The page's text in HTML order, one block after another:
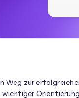
Weg zur
wichtiger